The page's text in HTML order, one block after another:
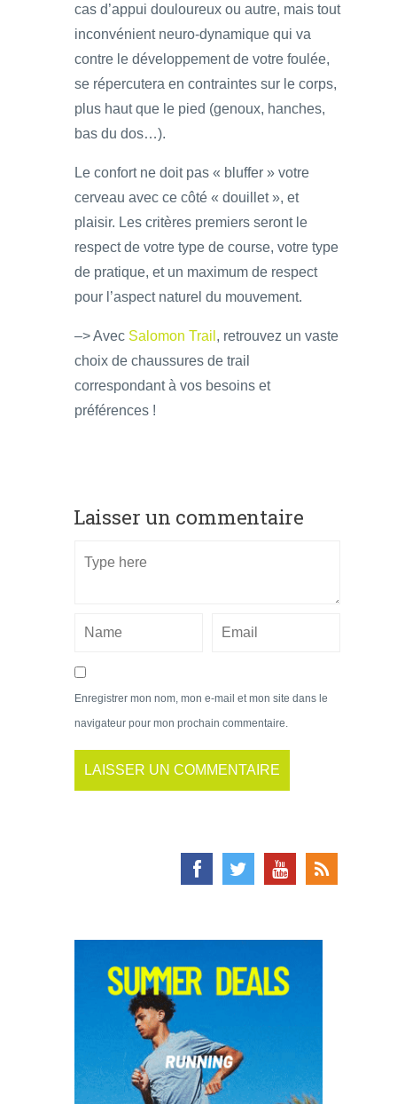
cas d’appui douloureux ou autre, mais tout
inconvénient neuro-dynamique qui va
contre le développement de votre foulée,
se répercutera en contraintes sur le corps,
plus haut que le pied (genoux, hanches,
bas du dos…).
Le confort ne doit pas « bluffer » votre
cerveau avec ce côté « douillet », et
plaisir. Les critères premiers seront le
respect de votre type de course, votre type
de pratique, et un maximum de respect
pour l’aspect naturel du mouvement.
–> Avec Salomon Trail , retrouvez un vaste
choix de chaussures de trail
correspondant à vos besoins et
préférences !
Laisser un commentaire
Enregistrer mon nom, mon e-mail et mon site dans le
navigateur pour mon prochain commentaire.